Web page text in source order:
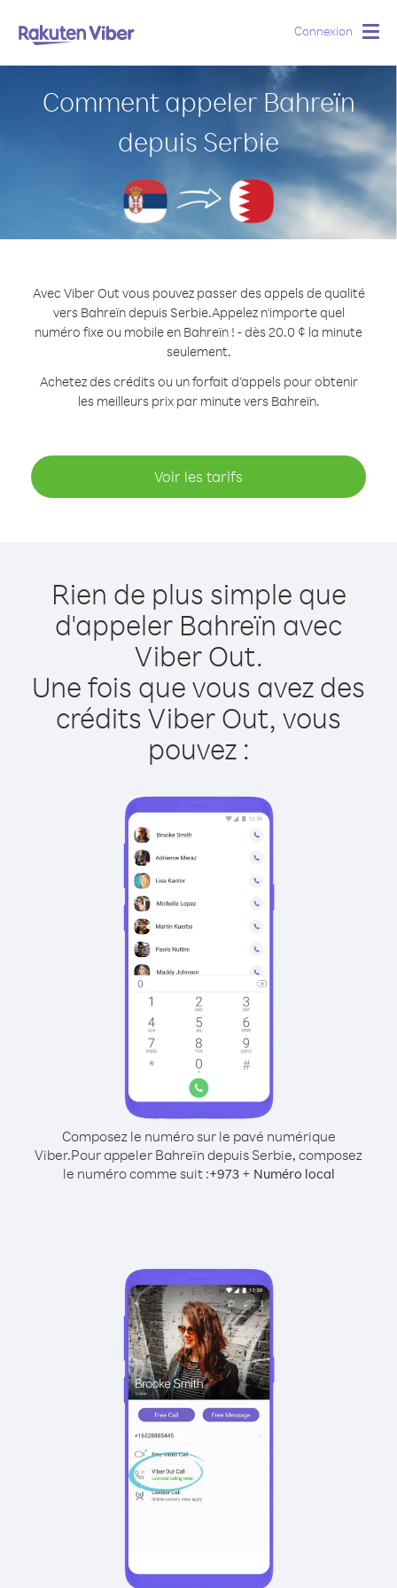
Connexion
Comment appeler Bahreïn
depuis Serbie
Avec Viber Out vous pouvez passer des appels de qualité
vers Bahreïn depuis Serbie.Appelez n'importe quel
numéro fixe ou mobile en Bahreïn ! - dès 20.0 ¢ la minute
seulement.
Achetez des crédits ou un forfait d’appels pour obtenir
les meilleurs prix par minute vers Bahreïn.
Voir les tarifs
Rien de plus simple que
d'appeler Bahreïn avec
Viber Out.
Une fois que vous avez des
crédits Viber Out, vous
pouvez :
Composez le numéro sur le pavé numérique
Viber.Pour appeler Bahreïn depuis Serbie, composez
le numéro comme suit :+973+ Numéro local